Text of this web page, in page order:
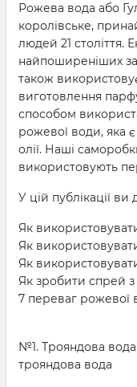
Рожева вода або
королівське,
людей 21 століття.
найпоширеніших
також
виготовлення
способом
рожевої води, яка
олії. Наші
використовують
У цій публікації ви
Як
Як
Як
Як зробити спрей
7 переваг рожевої
№1. Трояндова
трояндова вода